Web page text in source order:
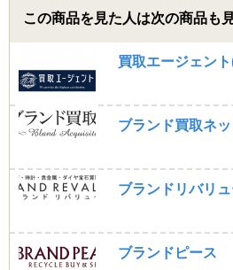
って、思っていたよりも高
す
ずっとしまいっぱでそんな
ずなのにこの値段は良いで
西ノ宮生まれ (20代)
★高額買取
★無料サービスだらけ
★ダンボールくれる
この商品を見た人は次の商品も
買取エージェン
ブランド買取ネッ
ブランドリバリ
ブランドピース